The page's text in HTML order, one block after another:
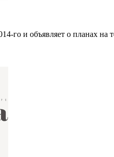
го и объявляет о планах на